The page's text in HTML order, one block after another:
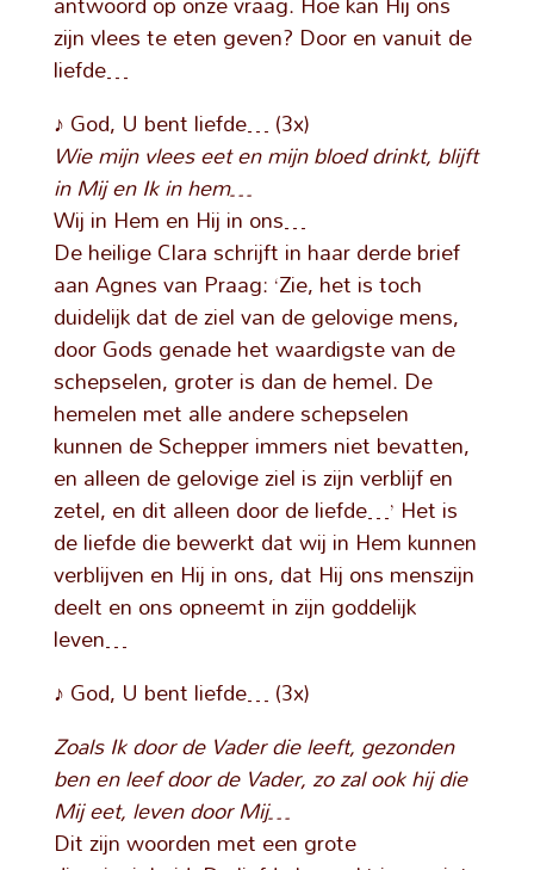
zijn vlees te eten geven? Door en vanuit de
liefde…
♪ God, U bent liefde… (3x)
Wie mijn vlees eet en mijn bloed drinkt, blijft
in Mij en Ik in hem…
Wij in Hem en Hij in ons…
De heilige Clara schrijft in haar derde brief
aan Agnes van Praag: ‘Zie, het is toch
duidelijk dat de ziel van de gelovige mens,
door Gods genade het waardigste van de
schepselen, groter is dan de hemel. De
hemelen met alle andere schepselen
kunnen de Schepper immers niet bevatten,
en alleen de gelovige ziel is zijn verblijf en
zetel, en dit alleen door de liefde…’ Het is
de liefde die bewerkt dat wij in Hem kunnen
verblijven en Hij in ons, dat Hij ons menszijn
deelt en ons opneemt in zijn goddelijk
leven…
♪ God, U bent liefde… (3x)
Zoals Ik door de Vader die leeft, gezonden
ben en leef door de Vader, zo zal ook hij die
Mij eet, leven door Mij…
Dit zijn woorden met een grote